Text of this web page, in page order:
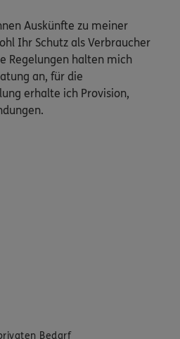
Auskünfte zu meiner
Ihr Schutz als Verbraucher
Regelungen halten mich
an, für die
erhalte ich Provision,
Bedarf